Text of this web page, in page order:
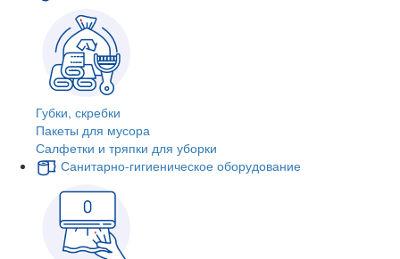
Губки, скребки
Пакеты для мусора
Салфетки и тряпки для уборки
Санитарно-гигиеническое оборудование